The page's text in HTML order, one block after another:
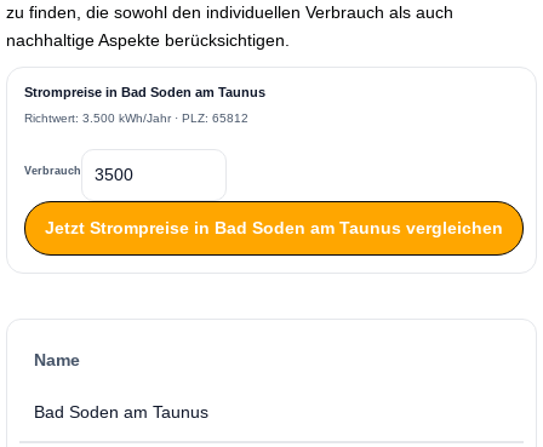
zu finden, die sowohl den individuellen Verbrauch als auch
nachhaltige Aspekte berücksichtigen.
Strompreise in Bad Soden am Taunus
Richtwert: 3.500 kWh/Jahr · PLZ: 65812
Verbrauch
Jetzt Strompreise in Bad Soden am Taunus vergleichen
Name
Bad Soden am Taunus